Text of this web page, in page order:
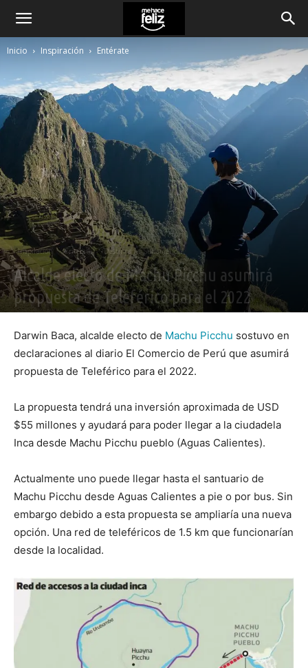
Inicio Inspiración Entérate
Inspiración Entérate Destinos Sudamérica
Alcalde electo de Machu Picchu asumirá
propuesta de Teleférico para el 2022
Darwin Baca, alcalde electo de Machu Picchu sostuvo en
declaraciones al diario El Comercio de Perú que asumirá
propuesta de Teleférico para el 2022.
La propuesta tendrá una inversión aproximada de USD
$55 millones y ayudará para poder llegar a la ciudadela
Inca desde Machu Picchu pueblo (Aguas Calientes).
Actualmente uno puede llegar hasta el santuario de
Machu Picchu desde Aguas Calientes a pie o por bus. Sin
embargo debido a esta propuesta se ampliaría una nueva
opción. Una red de teleféricos de 1.5 km que funcionarían
desde la localidad.